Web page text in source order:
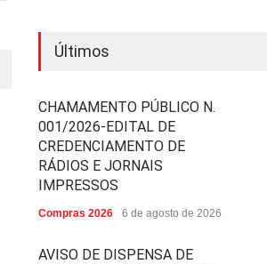
Últimos
CHAMAMENTO PÚBLICO N.
001/2026-EDITAL DE
CREDENCIAMENTO DE
RÁDIOS E JORNAIS
IMPRESSOS
Compras 2026 6 de agosto de 2026
AVISO DE DISPENSA DE